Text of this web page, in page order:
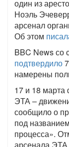
один из
Ноэль
арсенал
Об этом
BBC News со
подтвердило
намерены
17 и 18 марта
ЭТА –
сообщило о
под
процесса».